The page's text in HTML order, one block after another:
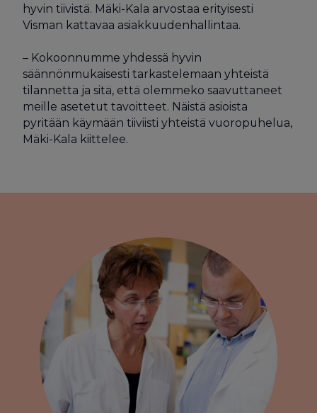
hyvin tiivistä. Mäki-Kala arvostaa erityisesti
Visman kattavaa asiakkuudenhallintaa.
– Kokoonnumme yhdessä hyvin
säännönmukaisesti tarkastelemaan yhteistä
tilannetta ja sitä, että olemmeko saavuttaneet
meille asetetut tavoitteet. Näistä asioista
pyritään käymään tiiviisti yhteistä vuoropuhelua,
Mäki-Kala kiittelee.